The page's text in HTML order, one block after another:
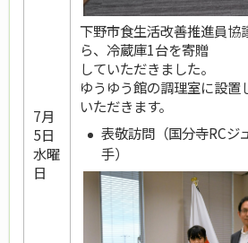
7月
5日
水曜
日
下野市食生活改善推進員協
ら、冷蔵庫1台を寄贈
していただきました。
ゆうゆう館の調理室に設置
いただきます。
表敬訪問（国分寺RCジ
手）